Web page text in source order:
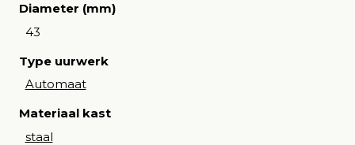
Diameter (mm)
43
Type uurwerk
Automaat
Materiaal kast
staal